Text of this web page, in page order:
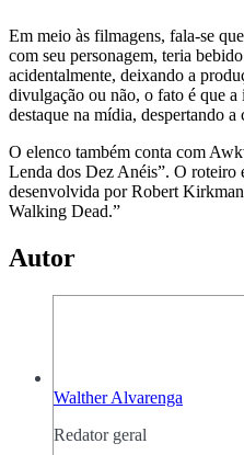
Em meio às filmagens, fala-se
com seu personagem, teria
acidentalmente, deixando a
divulgação ou não, o fato é que
destaque na mídia, despertando
O elenco também conta com
Lenda dos Dez Anéis”. O roteiro
desenvolvida por Robert
Walking Dead.”
Autor
Walther Alvarenga
Redator geral